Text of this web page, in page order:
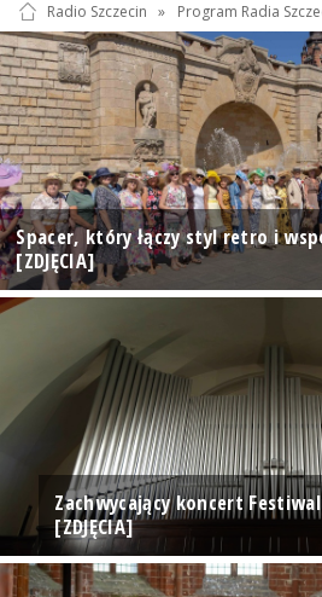
Radio Szczecin » Program Radia
Spacer, który łączy styl retro i
[ZDJĘCIA]
Zachwycający koncert
[ZDJĘCIA]